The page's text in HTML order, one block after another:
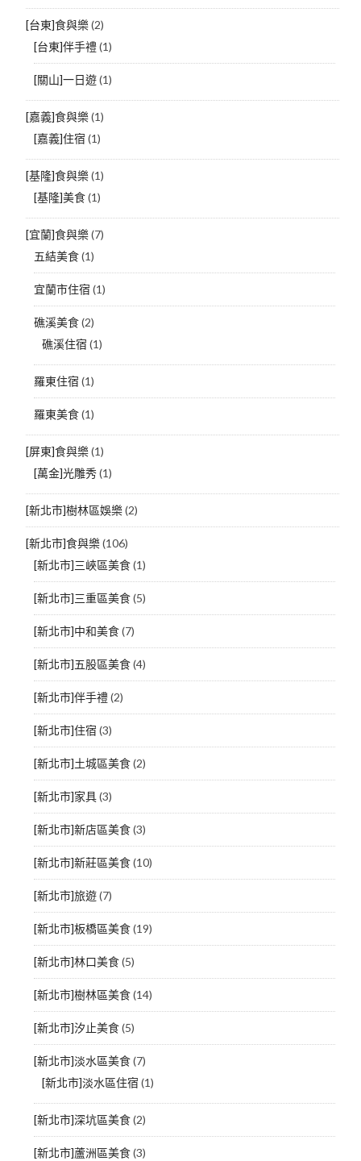
[台東]食與樂(2)
[台東]伴手禮(1)
[關山]一日遊(1)
[嘉義]食與樂(1)
[嘉義]住宿 (1)
[基隆]食與樂(1)
[基隆]美食(1)
[宜蘭]食與樂(7)
五結美食(1)
宜蘭市住宿 (1)
礁溪美食(2)
礁溪住宿 (1)
羅東住宿 (1)
羅東美食(1)
[屏東]食與樂(1)
[萬金]光雕秀(1)
[新北市]樹林區娛樂(2)
[新北市]食與樂(106)
[新北市]三峽區美食(1)
[新北市]三重區美食(5)
[新北市]中和美食(7)
[新北市]五股區美食(4)
[新北市]伴手禮(2)
[新北市]住宿 (3)
[新北市]土城區美食(2)
[新北市]家具(3)
[新北市]新店區美食(3)
[新北市]新莊區美食(10)
[新北市]旅遊(7)
[新北市]板橋區美食(19)
[新北市]林口美食(5)
[新北市]樹林區美食(14)
[新北市]汐止美食(5)
[新北市]淡水區美食(7)
[新北市]淡水區住宿 (1)
[新北市]深坑區美食(2)
[新北市]蘆洲區美食(3)